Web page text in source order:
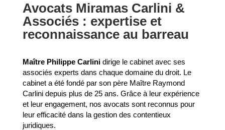
Avocats Miramas Carlini &
Associés : expertise et
reconnaissance au barreau
Maître Philippe Carlinidirige le cabinet avec ses
associés experts dans chaque domaine du droit. Le
cabinet a été fondé par son père Maître Raymond
Carlini depuis plus de 25 ans. Grâce à leur expérience
et leur engagement, nos avocats sont reconnus pour
leur efficacité dans la gestion des contentieux
juridiques.